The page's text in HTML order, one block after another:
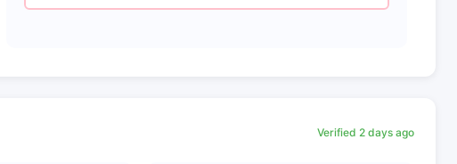
Verified 2 days ago